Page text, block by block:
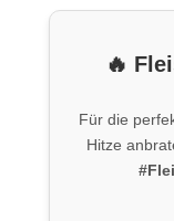
🔥
Für die
Hitze